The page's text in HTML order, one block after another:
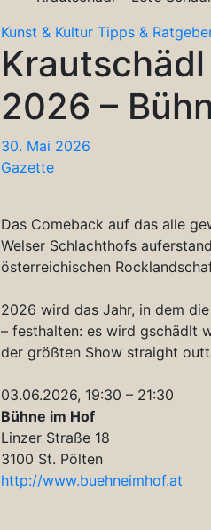
Kunst & Kultur Tipps &
Krautschädl
2026 –
30. Mai 2026
Gazette
Das Comeback auf das alle
Welser Schlachthofs
österreichischen
2026 wird das Jahr, in dem
– festhalten: es wird gschädlt
der größten Show straight
03.06.2026, 19:30 – 21:30
Bühne im Hof
Linzer Straße 18
3100 St. Pölten
http://www.buehneimhof.at